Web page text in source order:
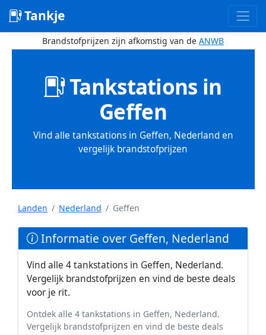
Tankje
Brandstofprijzen zijn afkomstig van de ANWB
Tankstations in
Geffen
Vind alle tankstations in Geffen, Nederland en
vergelijk brandstofprijzen
Landen Nederland Geffen
Informatie over Geffen, Nederland
Vind alle 4 tankstations in Geffen, Nederland.
Vergelijk brandstofprijzen en vind de beste deals
voor je rit.
Ontdek alle 4 tankstations in Geffen, Nederland.
Vergelijk brandstofprijzen en vind de beste deals